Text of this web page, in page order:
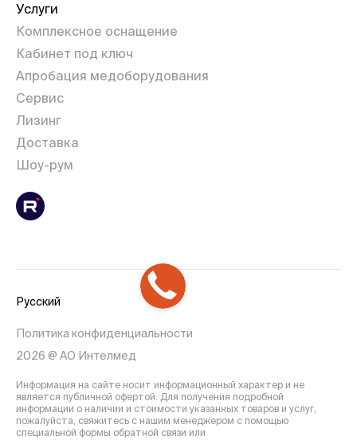
Услуги
Комплексное оснащение
Кабинет под ключ
Апробация медоборудования
Сервис
Лизинг
Доставка
Шоу-рум
Русский
Политика конфиденциальности
2026 @ АО Интелмед
Информация на сайте носит информационный характер и не
является публичной офертой. Для получения подробной
информации о наличии и стоимости указанных товаров и услуг,
пожалуйста, свяжитесь с нашим менеджером с помощью
специальной формы обратной связи или